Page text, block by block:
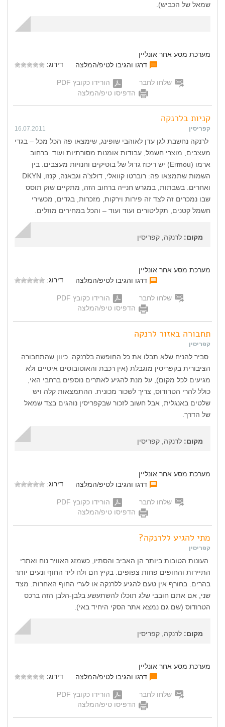
שמאל של הכביש).
מערכת מסע אחר אונליין
דרגו והגיבו לטיפ/המלצה
דירוג:
שלחו לחבר
הורידו כקובץ PDF
הדפיסו טיפ/המלצה
קניות בלרנקה
קפריסין 16.07.2011
לרנקה נחשבת לגן עדן לאוהבי שופינג, שימצאו פה הכל מכל – בגדי
מעצבים, מוצרי חשמל, עבודות אומנות מסורתיות ועוד. ברחוב
ארמו (Ermou) יש ריכוז גדול של בוטיקים וחנויות מעצבים. בין
השמות שתמצאו פה: רוברטו קוואלי, דולצ'ה וגבאנה, קנזו, DKYN
ואחרים. בשבתות, במגרש חנייה ברחוב הזה, מתקיים שוק תוסס
שבו נמכרים זה לצד זה פירות וירקות, מזכרות, בגדים, מכשירי
חשמל קטנים, תקליטורים ועוד ועוד – והכל במחירים מוזלים.
מקום: לרנקה, קפריסין
מערכת מסע אחר אונליין
דרגו והגיבו לטיפ/המלצה
דירוג:
שלחו לחבר
הורידו כקובץ PDF
הדפיסו טיפ/המלצה
תחבורה באזור לרנקה
קפריסין
סביר להניח שלא תבלו את כל החופשה בלרנקה. כיוון שהתחבורה
הציבורית בקפריסין מוגבלת (אין רכבת והאוטובוסים איטיים ולא
מגיעים לכל מקום), על מנת להגיע לאתרים נוספים ברחבי האי,
כולל להרי הטרודוס, צריך לשכור מכונית. ההתמצאות קלה ויש
שלטים באנגלית, אבל חשוב לזכור שבקפריסין נוהגים בצד שמאל
של הדרך.
מקום: לרנקה, קפריסין
מערכת מסע אחר אונליין
דרגו והגיבו לטיפ/המלצה
דירוג:
שלחו לחבר
הורידו כקובץ PDF
הדפיסו טיפ/המלצה
מתי להגיע ללרנקה?
קפריסין
העונות הטובות ביותר הן האביב והסתיו, כשמזג האוויר נוח ואתרי
התיירות והחופים פחות צפופים. בקיץ חם ולח ליד החוף ונעים יותר
בהרים. בחורף אין טעם להגיע ללרנקה או לערי החוף האחרות. מצד
שני, אם אתם חובבי שלג תוכלו להשתעשע בלבן-הלבן הזה ברכס
הטרודוס (שם גם נמצא אתר הסקי היחיד באי).
מקום: לרנקה, קפריסין
מערכת מסע אחר אונליין
דרגו והגיבו לטיפ/המלצה
דירוג:
שלחו לחבר
הורידו כקובץ PDF
הדפיסו טיפ/המלצה